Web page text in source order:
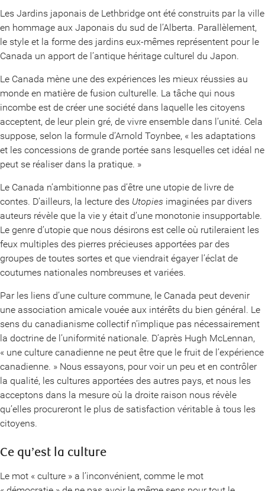
Les Jardins japonais de Lethbridge ont été construits par la ville
en hommage aux Japonais du sud de l’Alberta. Parallèlement,
le style et la forme des jardins eux-mêmes représentent pour le
Canada un apport de l’antique héritage culturel du Japon.
Le Canada mène une des expériences les mieux réussies au
monde en matière de fusion culturelle. La tâche qui nous
incombe est de créer une société dans laquelle les citoyens
acceptent, de leur plein gré, de vivre ensemble dans l’unité. Cela
suppose, selon la formule d’Arnold Toynbee, « les adaptations
et les concessions de grande portée sans lesquelles cet idéal ne
peut se réaliser dans la pratique. »
Le Canada n’ambitionne pas d’être une utopie de livre de
contes. D’ailleurs, la lecture des Utopies imaginées par divers
auteurs révèle que la vie y était d’une monotonie insupportable.
Le genre d’utopie que nous désirons est celle où rutileraient les
feux multiples des pierres précieuses apportées par des
groupes de toutes sortes et que viendrait égayer l’éclat de
coutumes nationales nombreuses et variées.
Par les liens d’une culture commune, le Canada peut devenir
une association amicale vouée aux intérêts du bien général. Le
sens du canadianisme collectif n’implique pas nécessairement
la doctrine de l’uniformité nationale. D’après Hugh McLennan,
« une culture canadienne ne peut être que le fruit de l’expérience
canadienne. » Nous essayons, pour voir un peu et en contrôler
la qualité, les cultures apportées des autres pays, et nous les
acceptons dans la mesure où la droite raison nous révèle
qu’elles procureront le plus de satisfaction véritable à tous les
citoyens.
Ce qu’est la culture
Le mot « culture » a l’inconvénient, comme le mot